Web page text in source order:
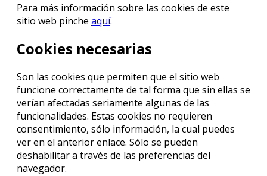
Para más información sobre las cookies de este
sitio web pinche aquí.
Cookies necesarias
Son las cookies que permiten que el sitio web
funcione correctamente de tal forma que sin ellas se
verían afectadas seriamente algunas de las
funcionalidades. Estas cookies no requieren
consentimiento, sólo información, la cual puedes
ver en el anterior enlace. Sólo se pueden
deshabilitar a través de las preferencias del
navegador.